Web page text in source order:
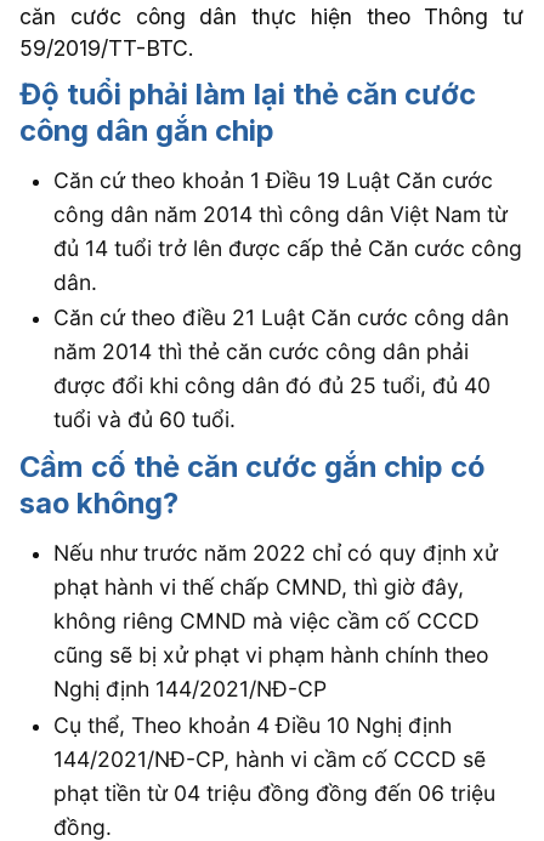
căn cước công dân thực hiện theo Thông tư
59/2019/TT-BTC.
Độ tuổi phải làm lại thẻ căn cước
công dân gắn chip
Căn cứ theo khoản 1 Điều 19 Luật Căn cước
công dân năm 2014 thì công dân Việt Nam từ
đủ 14 tuổi trở lên được cấp thẻ Căn cước công
dân.
Căn cứ theo điều 21 Luật Căn cước công dân
năm 2014 thì thẻ căn cước công dân phải
được đổi khi công dân đó đủ 25 tuổi, đủ 40
tuổi và đủ 60 tuổi.
Cầm cố thẻ căn cước gắn chip có
sao không?
Nếu như trước năm 2022 chỉ có quy định xử
phạt hành vi thế chấp CMND, thì giờ đây,
không riêng CMND mà việc cầm cố CCCD
cũng sẽ bị xử phạt vi phạm hành chính theo
Nghị định 144/2021/NĐ-CP
Cụ thể, Theo khoản 4 Điều 10 Nghị định
144/2021/NĐ-CP, hành vi cầm cố CCCD sẽ
phạt tiền từ 04 triệu đồng đồng đến 06 triệu
đồng.